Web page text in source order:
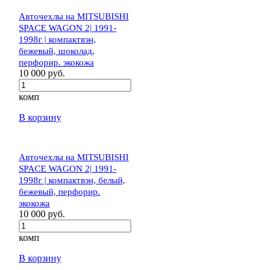
Авточехлы на MITSUBISHI
SPACE WAGON 2| 1991-
1998г | компактвэн,
бежевый, шоколад,
перфорир. экокожа
10 000 руб.
комп
В корзину
Авточехлы на MITSUBISHI
SPACE WAGON 2| 1991-
1998г | компактвэн, белый,
бежевый, перфорир.
экокожа
10 000 руб.
комп
В корзину